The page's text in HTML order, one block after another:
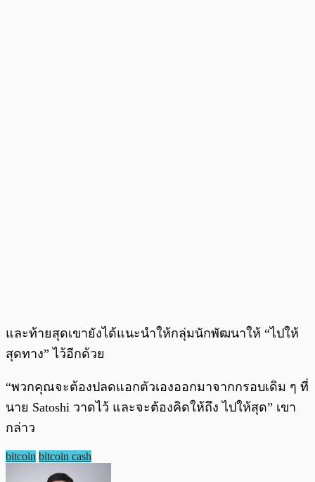
และท้ายสุดเขายังได้แนะนำให้กลุ่มนักพัฒนาให้ “ไปให้
สุดทาง” ไว้อีกด้วย
“พวกคุณจะต้องปลดแอกตัวเองออกมาจากกรอบเดิม ๆ ที่
นาย Satoshi วาดไว้ และจะต้องคิดให้ถึง ไปให้สุด” เขา
กล่าว
bitcoin bitcoin cash